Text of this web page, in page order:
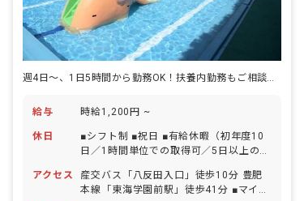
給与 時給1,200円 ~
休日
■シフト制 ■祝日 ■有給休暇（初年度10
日／1時間単位での取得可／5日以上の連
率100％・復帰率100％） ■年末年始
（12月29日～1月3日） ■慶弔休暇 ■育
アクセス
産交バス「八反田入口」徒歩10分 豊肥
本線「東海学園前駅」徒歩41分 ■マイカ